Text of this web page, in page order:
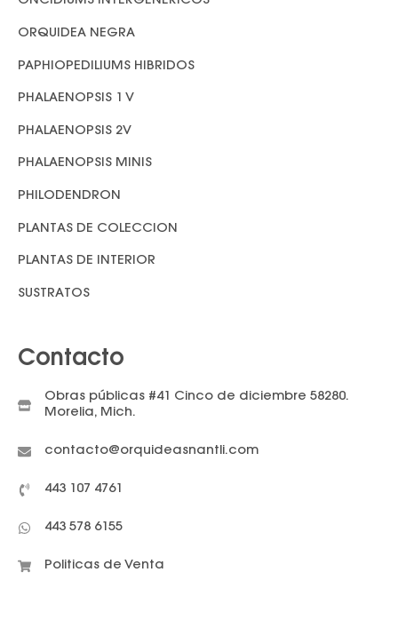
ORQUIDEA NEGRA
PAPHIOPEDILIUMS HIBRIDOS
PHALAENOPSIS 1 V
PHALAENOPSIS 2V
PHALAENOPSIS MINIS
PHILODENDRON
PLANTAS DE COLECCION
PLANTAS DE INTERIOR
SUSTRATOS
Contacto
Obras públicas #41 Cinco de diciembre 58280.
Morelia, Mich.
contacto@orquideasnantli.com
443 107 4761
443 578 6155
Politicas de Venta